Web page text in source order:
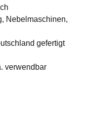
Nebelmaschinen,
gefertigt
verwendbar